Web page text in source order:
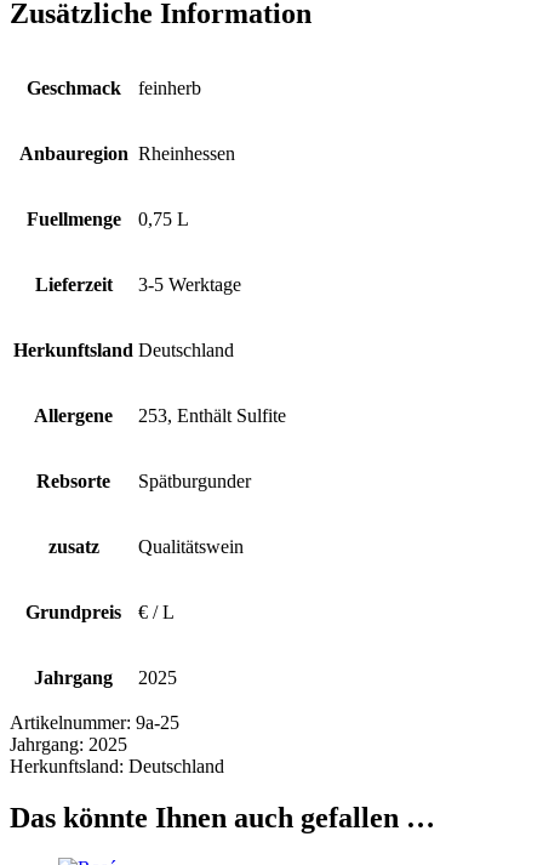
Zusätzliche Information
Geschmack feinherb
Anbauregion Rheinhessen
Fuellmenge 0,75 L
Lieferzeit 3-5 Werktage
Herkunftsland Deutschland
Allergene 253, Enthält Sulfite
Rebsorte Spätburgunder
zusatz Qualitätswein
Grundpreis € / L
Jahrgang 2025
Artikelnummer: 9a-25
Jahrgang: 2025
Herkunftsland: Deutschland
Das könnte Ihnen auch gefallen …